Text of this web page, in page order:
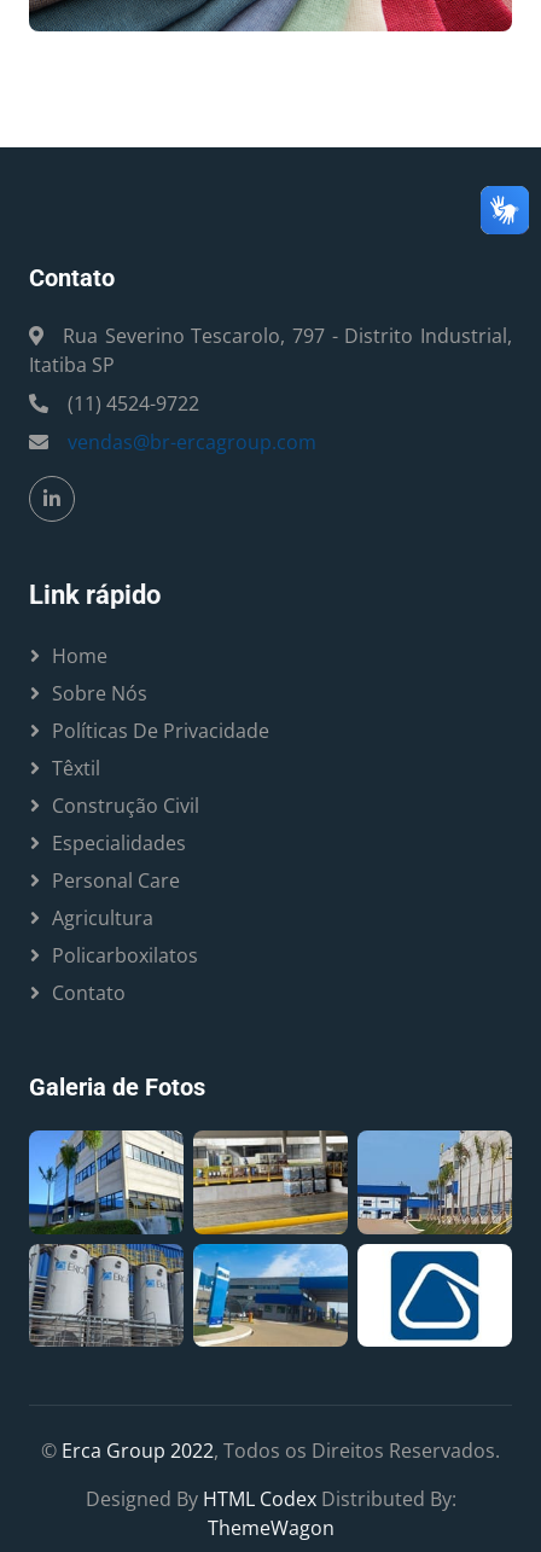
Contato
Rua Severino Tescarolo, 797 - Distrito Industrial,
Itatiba SP
(11) 4524-9722
vendas@br-ercagroup.com
Link rápido
Home
Sobre Nós
Políticas De Privacidade
Têxtil
Construção Civil
Especialidades
Personal Care
Agricultura
Policarboxilatos
Contato
Galeria de Fotos
© Erca Group 2022, Todos os Direitos Reservados.
Designed By HTML CodexDistributed By:
ThemeWagon